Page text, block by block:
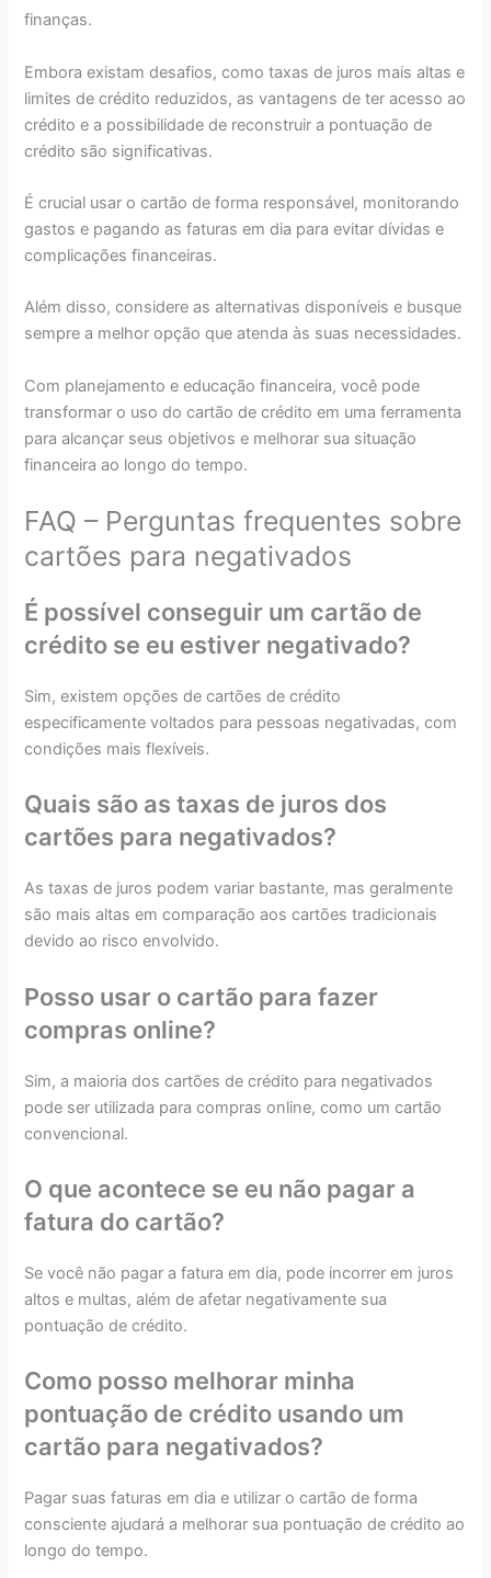
finanças.
Embora existam desafios, como taxas de juros mais altas e
limites de crédito reduzidos, as vantagens de ter acesso ao
crédito e a possibilidade de reconstruir a pontuação de
crédito são significativas.
É crucial usar o cartão de forma responsável, monitorando
gastos e pagando as faturas em dia para evitar dívidas e
complicações financeiras.
Além disso, considere as alternativas disponíveis e busque
sempre a melhor opção que atenda às suas necessidades.
Com planejamento e educação financeira, você pode
transformar o uso do cartão de crédito em uma ferramenta
para alcançar seus objetivos e melhorar sua situação
financeira ao longo do tempo.
FAQ – Perguntas frequentes sobre
cartões para negativados
É possível conseguir um cartão de
crédito se eu estiver negativado?
Sim, existem opções de cartões de crédito
especificamente voltados para pessoas negativadas, com
condições mais flexíveis.
Quais são as taxas de juros dos
cartões para negativados?
As taxas de juros podem variar bastante, mas geralmente
são mais altas em comparação aos cartões tradicionais
devido ao risco envolvido.
Posso usar o cartão para fazer
compras online?
Sim, a maioria dos cartões de crédito para negativados
pode ser utilizada para compras online, como um cartão
convencional.
O que acontece se eu não pagar a
fatura do cartão?
Se você não pagar a fatura em dia, pode incorrer em juros
altos e multas, além de afetar negativamente sua
pontuação de crédito.
Como posso melhorar minha
pontuação de crédito usando um
cartão para negativados?
Pagar suas faturas em dia e utilizar o cartão de forma
consciente ajudará a melhorar sua pontuação de crédito ao
longo do tempo.